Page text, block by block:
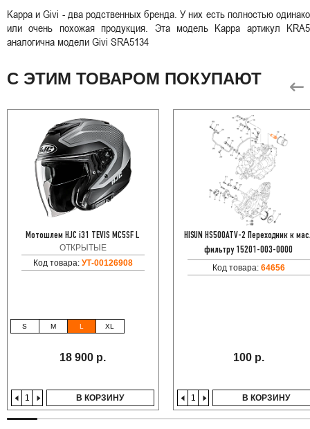
Kappa и Givi - два родственных бренда. У них есть полностью
или очень похожая продукция. Эта модель Kappa артикул
аналогична модели Givi SRA5134
С ЭТИМ ТОВАРОМ ПОКУПАЮТ
Мотошлем HJC i31 TEVIS MC5SF L
ОТКРЫТЫЕ
Код товара: УТ-00126908
S M L XL
18 900 р.
В КОРЗИНУ
HISUN HS500ATV-2 Переходник к
фильтру 15201-003-0000
Код товара: 64656
100 р.
В КОРЗИНУ